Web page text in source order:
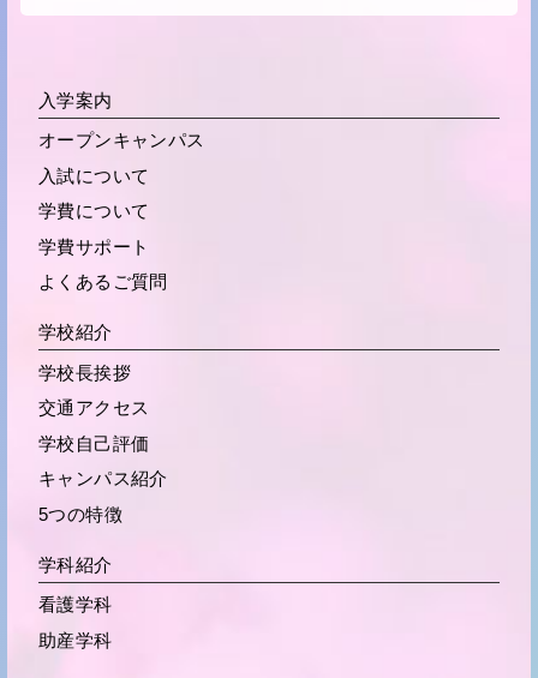
入学案内
オープンキャンパス
入試について
学費について
学費サポート
よくあるご質問
学校紹介
学校長挨拶
交通アクセス
学校自己評価
キャンパス紹介
5つの特徴
学科紹介
看護学科
助産学科